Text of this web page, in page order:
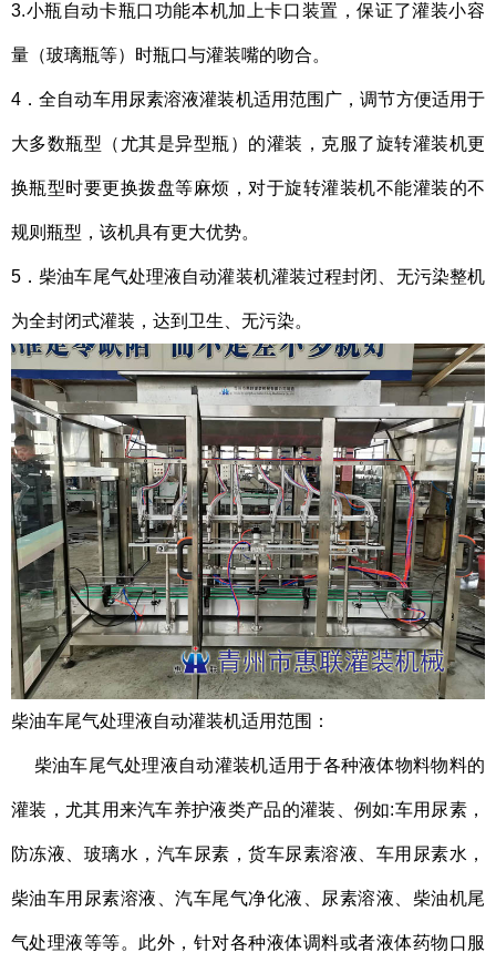
3.小瓶自动卡瓶口功能本机加上卡口装置，保证了灌装小容
量（玻璃瓶等）时瓶口与灌装嘴的吻合。
4．全自动车用尿素溶液灌装机适用范围广，调节方便适用于
大多数瓶型（尤其是异型瓶）的灌装，克服了旋转灌装机更
换瓶型时要更换拨盘等麻烦，对于旋转灌装机不能灌装的不
规则瓶型，该机具有更大优势。
5．柴油车尾气处理液自动灌装机灌装过程封闭、无污染整机
为全封闭式灌装，达到卫生、无污染。
柴油车尾气处理液自动灌装机适用范围：
柴油车尾气处理液自动灌装机适用于各种液体物料物料的
灌装，尤其用来汽车养护液类产品的灌装、例如:车用尿素，
防冻液、玻璃水，汽车尿素，货车尿素溶液、车用尿素水，
柴油车用尿素溶液、汽车尾气净化液、尿素溶液、柴油机尾
气处理液等等。此外，针对各种液体调料或者液体药物口服